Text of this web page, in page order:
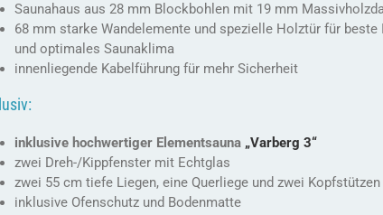
Saunahaus aus 28 mm Blockbohlen mit 19 mm
68 mm starke Wandelemente und spezielle Holztür für
und optimales Saunaklima
innenliegende Kabelführung für mehr Sicherheit
inklusive hochwertiger Elementsauna„Varberg 3“
zwei Dreh-/Kippfenster mit Echtglas
zwei 55 cm tiefe Liegen, eine Querliege und zwei Kopfstützen
inklusive Ofenschutz und Bodenmatte